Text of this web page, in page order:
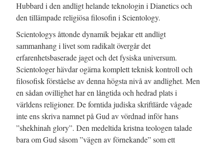
Hubbard i den andligt helande teknologin i Dianetics och
den tillämpade religiösa filosofin i Scientology.
Scientologys åttonde dynamik bejakar ett andligt
sammanhang i livet som radikalt övergår det
erfarenhetsbaserade jaget och det fysiska universum.
Scientologer hävdar ogärna komplett teknisk kontroll och
filosofisk förståelse av denna högsta nivå av andlighet. Men
en sådan ovillighet har en långtida och hedrad plats i
världens religioner. De forntida judiska skriftlärde vågade
inte ens skriva namnet på Gud av vördnad inför hans
”shekhinah glory”. Den medeltida kristna teologen talade
bara om Gud såsom ”vägen av förnekande” som ett